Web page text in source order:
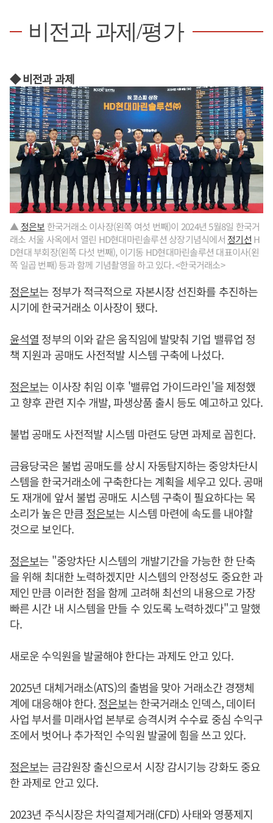
비전과 과제/평가
◆ 비전과 과제
▲ 정은보 한국거래소 이사장(왼쪽 여섯 번째)이 2024년 5월8일 한국거
래소 서울 사옥에서 열린 HD현대마린솔루션 상장기념식에서 정기선 H
D현대 부회장(왼쪽 다섯 번째), 이기동 HD현대마린솔루션 대표이사(왼
쪽 일곱 번째) 등과 함께 기념촬영을 하고 있다. <한국거래소>
정은보는 정부가 적극적으로 자본시장 선진화를 추진하는
시기에 한국거래소 이사장이 됐다.
윤석열 정부의 이와 같은 움직임에 발맞춰 기업 밸류업 정
책 지원과 공매도 사전적발 시스템 구축에 나섰다.
정은보는 이사장 취임 이후 '밸류업 가이드라인'을 제정했
고 향후 관련 지수 개발, 파생상품 출시 등도 예고하고 있다.
불법 공매도 사전적발 시스템 마련도 당면 과제로 꼽힌다.
금융당국은 불법 공매도를 상시 자동탐지하는 중앙차단시
스템을 한국거래소에 구축한다는 계획을 세우고 있다. 공매
도 재개에 앞서 불법 공매도 시스템 구축이 필요하다는 목
소리가 높은 만큼정은보는 시스템 마련에 속도를 내야할
것으로 보인다.
정은보는 "중앙차단 시스템의 개발기간을 가능한 한 단축
을 위해 최대한 노력하겠지만 시스템의 안정성도 중요한 과
제인 만큼 이러한 점을 함께 고려해 최선의 내용으로 가장
빠른 시간 내 시스템을 만들 수 있도록 노력하겠다"고 말했
다.
새로운 수익원을 발굴해야 한다는 과제도 안고 있다.
2025년 대체거래소(ATS)의 출범을 맞아 거래소간 경쟁체
계에 대응해야 한다.정은보는 한국거래소 인덱스, 데이터
사업 부서를 미래사업 본부로 승격시켜 수수료 중심 수익구
조에서 벗어나 추가적인 수익원 발굴에 힘을 쓰고 있다.
정은보는 금감원장 출신으로서 시장 감시기능 강화도 중요
한 과제로 안고 있다.
2023년 주식시장은 차익결제거래(CFD) 사태와 영풍제지